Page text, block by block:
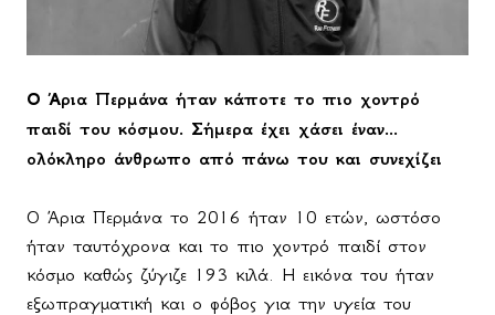
Ο Άρια Περμάνα ήταν κάποτε το πιο χοντρό
παιδί του κόσμου. Σήμερα έχει χάσει έναν...
ολόκληρο άνθρωπο από πάνω του και συνεχίζει
Ο Άρια Περμάνα το 2016 ήταν 10 ετών, ωστόσο
ήταν ταυτόχρονα και το πιο χοντρό παιδί στον
κόσμο καθώς ζύγιζε 193 κιλά. Η εικόνα του ήταν
εξωπραγματική και ο φόβος για την υγεία του